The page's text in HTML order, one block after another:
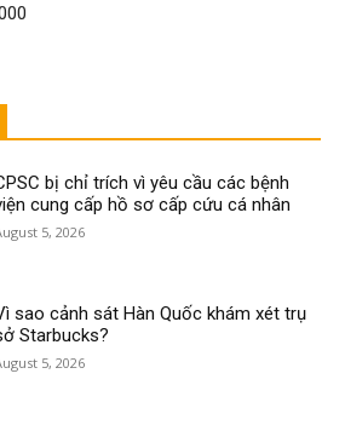
bị chỉ trích vì yêu cầu các bệnh
cung cấp hồ sơ cấp cứu cá nhân
5, 2026
sao cảnh sát Hàn Quốc khám xét trụ
Starbucks?
5, 2026